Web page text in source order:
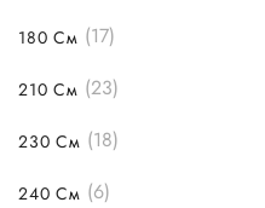
180 См (17)
210 См (23)
230 См (18)
240 См (6)